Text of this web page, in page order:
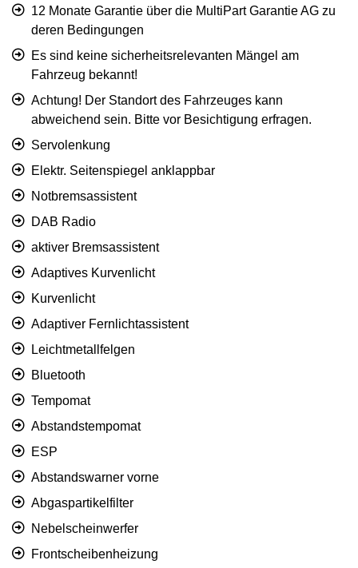
12 Monate Garantie über die MultiPart Garantie AG zu
deren Bedingungen
Es sind keine sicherheitsrelevanten Mängel am
Fahrzeug bekannt!
Achtung! Der Standort des Fahrzeuges kann
abweichend sein. Bitte vor Besichtigung erfragen.
Servolenkung
Elektr. Seitenspiegel anklappbar
Notbremsassistent
DAB Radio
aktiver Bremsassistent
Adaptives Kurvenlicht
Kurvenlicht
Adaptiver Fernlichtassistent
Leichtmetallfelgen
Bluetooth
Tempomat
Abstandstempomat
ESP
Abstandswarner vorne
Abgaspartikelfilter
Nebelscheinwerfer
Frontscheibenheizung